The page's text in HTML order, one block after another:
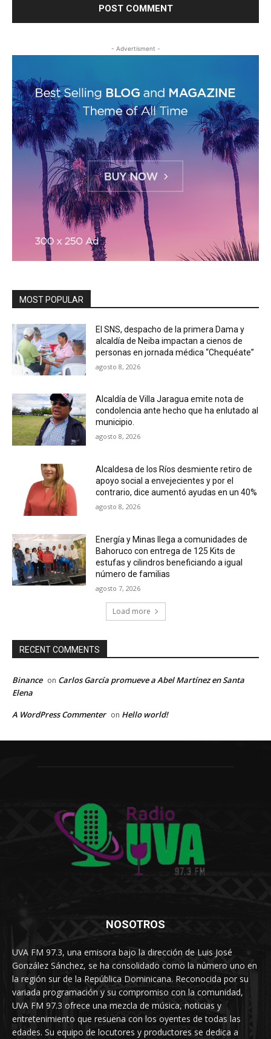
- Advertisment -
MOST POPULAR
El SNS, despacho de la primera Dama y
alcaldía de Neiba impactan a cienos de
personas en jornada médica “Chequéate”
agosto 8, 2026
Alcaldía de Villa Jaragua emite nota de
condolencia ante hecho que ha enlutado al
municipio.
agosto 8, 2026
Alcaldesa de los Ríos desmiente retiro de
apoyo social a envejecientes y por el
contrario, dice aumentó ayudas en un 40%
agosto 8, 2026
Energía y Minas llega a comunidades de
Bahoruco con entrega de 125 Kits de
estufas y cilindros beneficiando a igual
número de familias
agosto 7, 2026
Load more
RECENT COMMENTS
Binance on Carlos García promueve a Abel Martínez en Santa
Elena
A WordPress Commenter on Hello world!
NOSOTROS
UVA FM 97.3, una emisora bajo la dirección de Luis José
González Sánchez, se ha consolidado como la número uno en
la región sur de la República Dominicana. Reconocida por su
variada programación y su compromiso con la comunidad,
UVA FM 97.3 ofrece una mezcla de música, noticias y
entretenimiento que resuena con los oyentes de todas las
edades. Su equipo de locutores y productores se dedica a